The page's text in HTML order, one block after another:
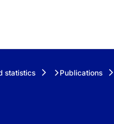
statistics Publications